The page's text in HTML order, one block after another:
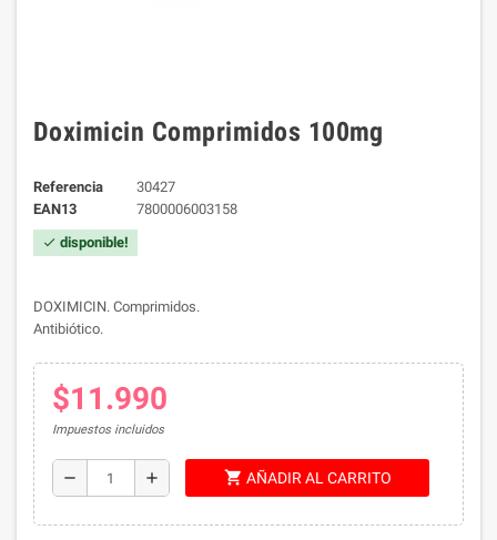
Doximicin Comprimidos 100mg
Referencia
30427
EAN13
7800006003158
check disponible!
DOXIMICIN. Comprimidos.
Antibiótico.
$11.990
Impuestos incluidos
remove add shopping_cart AÑADIR AL CARRITO